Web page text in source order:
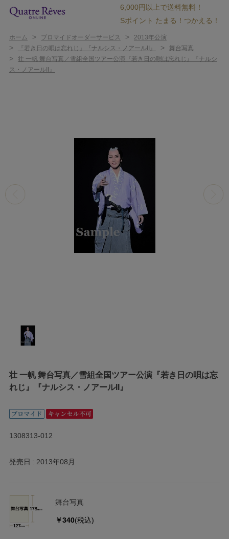
6,000円以上で送料無料！
Sポイント たまる！つかえる！
ホーム > ブロマイドオーダーサービス > 2013年公演
> 『若き日の唄は忘れじ』『ナルシス・ノアールII』 > 舞台写真
>
壮 一帆 舞台写真／雪組全国ツアー公演『若き日の唄は忘れじ』『ナルシ
ス・ノアールII』
壮 一帆 舞台写真／雪組全国ツアー公演『若き日の唄は忘
れじ』『ナルシス・ノアールII』
1308313-012
発売日 2013年08月
舞台写真
￥340(税込)